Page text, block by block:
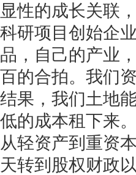
显性的成长关联
科研项目创始企
品，自己的产业
百的合拍。我们
结果，我们土地
低的成本租下来
从轻资产到重资
天转到股权财政